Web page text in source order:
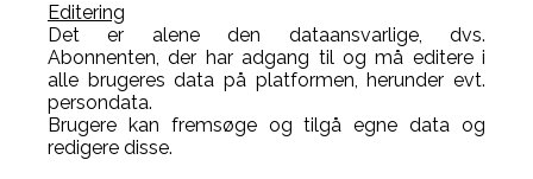
Editering
Det er alene den dataansvarlige, dvs.
Abonnenten, der har adgang til og må editere i
alle brugeres data på platformen, herunder evt.
persondata.
Brugere kan fremsøge og tilgå egne data og
redigere disse.